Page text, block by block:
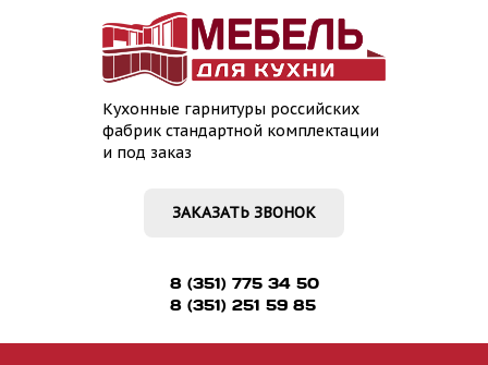
Кухонные гарнитуры российских
фабрик стандартной комплектации
и под заказ
ЗАКАЗАТЬ ЗВОНОК
8 (351) 775 34 50
8 (351) 251 59 85